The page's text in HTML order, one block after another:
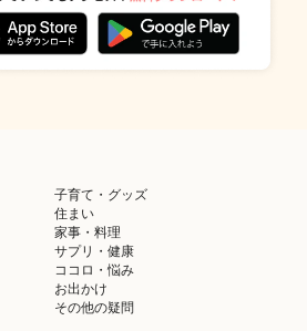
子育て・グッズ
住まい
家事・料理
サプリ・健康
ココロ・悩み
お出かけ
その他の疑問